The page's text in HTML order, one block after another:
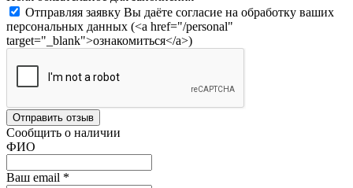
Отправляя заявку Вы даёте согласие на обработку ваших
персональных данных (<a href="/personal"
target="_blank">ознакомиться</a>)
Отправить отзыв
Сообщить о наличии
ФИО
Ваш email *